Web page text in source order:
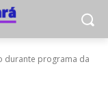
durante programa da